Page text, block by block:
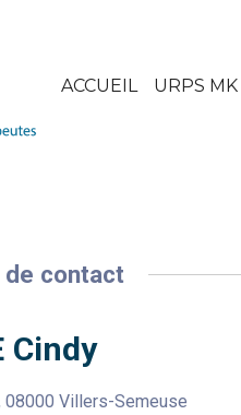
ACCUEIL URPS MK
contact
Cindy
08000 Villers-Semeuse